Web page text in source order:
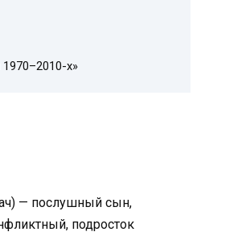
х»
— послушный сын,
подросток